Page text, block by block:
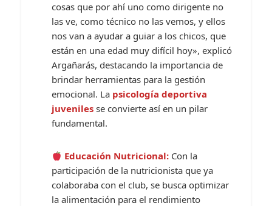
cosas que por ahí uno como dirigente no
las ve, como técnico no las vemos, y ellos
nos van a ayudar a guiar a los chicos, que
están en una edad muy difícil hoy», explicó
Argañarás, destacando la importancia de
brindar herramientas para la gestión
emocional. La psicología deportiva
juveniles se convierte así en un pilar
fundamental.
Educación Nutricional: Con la
participación de la nutricionista que ya
colaboraba con el club, se busca optimizar
la alimentación para el rendimiento